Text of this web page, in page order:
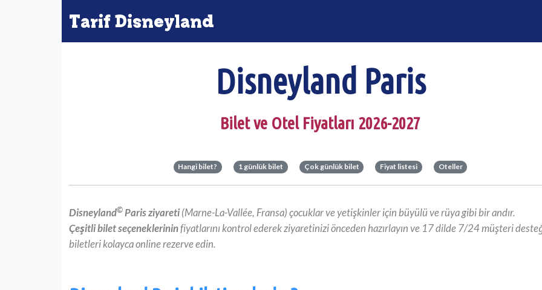
Tarif Disneyland
Disneyland Paris
Bilet ve Otel Fiyatları 2026-2027
Hangi bilet? 1 günlük bilet Çok günlük bilet Fiyat listesi Oteller
Disneyland© Paris ziyareti(Marne-La-Vallée, Fransa) çocuklar ve yetişkinler için büyülü ve rüya gibi bir andır.
Çeşitli bilet seçeneklerininfiyatlarını kontrol ederek ziyaretinizi önceden hazırlayın ve 17 dilde 7/24 müşteri
biletleri kolayca online rezerve edin.